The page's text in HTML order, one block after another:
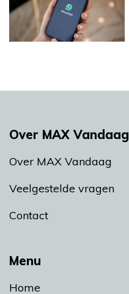
Menu
Home
Over MAX Vandaag
Over MAX Vandaag
Veelgestelde vragen
Contact